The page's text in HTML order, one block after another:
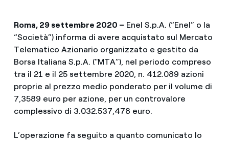
Roma, 29 settembre 2020 – Enel S.p.A. (“Enel” o la
“Società”) informa di avere acquistato sul Mercato
Telematico Azionario organizzato e gestito da
Borsa Italiana S.p.A. ("MTA”), nel periodo compreso
tra il 21 e il 25 settembre 2020, n. 412.089 azioni
proprie al prezzo medio ponderato per il volume di
7,3589 euro per azione, per un controvalore
complessivo di 3.032.537,478 euro.
L’operazione fa seguito a quanto comunicato lo